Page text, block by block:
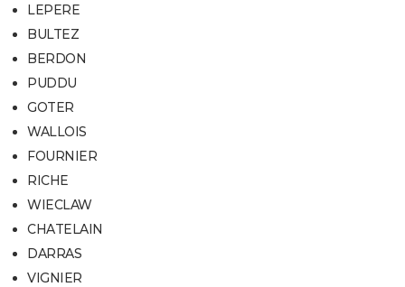
LEPERE
BULTEZ
BERDON
PUDDU
GOTER
WALLOIS
FOURNIER
RICHE
WIECLAW
CHATELAIN
DARRAS
VIGNIER